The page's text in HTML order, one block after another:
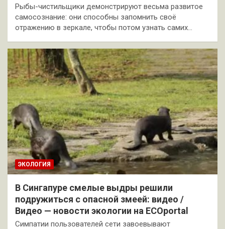
Рыбы-чистильщики демонстрируют весьма развитое
самосознание: они способны запомнить своё
отражению в зеркале, чтобы потом узнать самих…
ЭКОЛОГИЯ
В Сингапуре смелые выдры решили
подружиться с опасной змеей: видео /
Видео — новости экологии на ECOportal
Симпатии пользователей сети завоевывают